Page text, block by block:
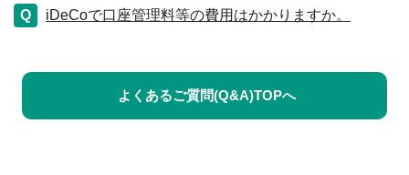
iDeCoで口座管理料等の費用はかかりますか。
よくあるご質問(Q&A)TOPへ